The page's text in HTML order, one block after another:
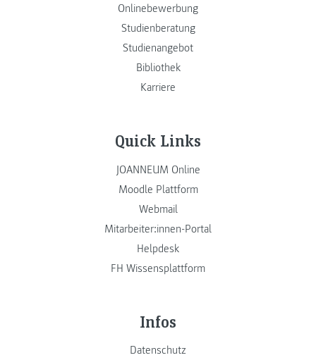
Onlinebewerbung
Studienberatung
Studienangebot
Bibliothek
Karriere
Quick Links
JOANNEUM Online
Moodle Plattform
Webmail
Mitarbeiter:innen-Portal
Helpdesk
FH Wissensplattform
Infos
Datenschutz